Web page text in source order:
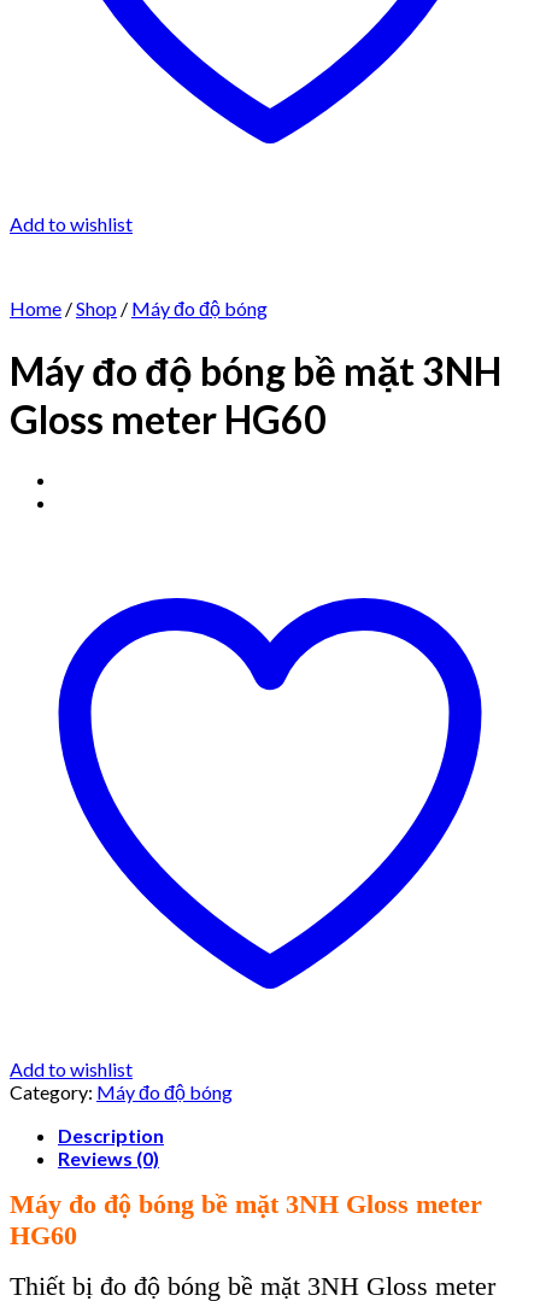
Add to wishlist
Home /Shop / Máy đo độ bóng
Máy đo độ bóng bề mặt 3NH
Gloss meter HG60
Add to wishlist
Category: Máy đo độ bóng
Description
Reviews (0)
Máy đo độ bóng bề mặt 3NH Gloss meter
HG60
Thiết bị đo độ bóng bề mặt 3NH Gloss meter